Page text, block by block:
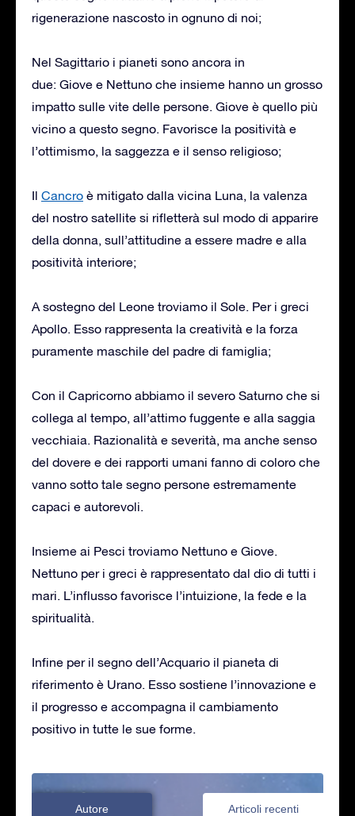
rigenerazione nascosto in ognuno di noi;
Nel Sagittario i pianeti sono ancora in
due: Giove e Nettuno che insieme hanno un grosso
impatto sulle vite delle persone. Giove è quello più
vicino a questo segno. Favorisce la positività e
l’ottimismo, la saggezza e il senso religioso;
Il Cancro è mitigato dalla vicina Luna, la valenza
del nostro satellite si rifletterà sul modo di apparire
della donna, sull’attitudine a essere madre e alla
positività interiore;
A sostegno del Leone troviamo il Sole. Per i greci
Apollo. Esso rappresenta la creatività e la forza
puramente maschile del padre di famiglia;
Con il Capricorno abbiamo il severo Saturno che si
collega al tempo, all’attimo fuggente e alla saggia
vecchiaia. Razionalità e severità, ma anche senso
del dovere e dei rapporti umani fanno di coloro che
vanno sotto tale segno persone estremamente
capaci e autorevoli.
Insieme ai Pesci troviamo Nettuno e Giove.
Nettuno per i greci è rappresentato dal dio di tutti i
mari. L’influsso favorisce l’intuizione, la fede e la
spiritualità.
Infine per il segno dell’Acquario il pianeta di
riferimento è Urano. Esso sostiene l’innovazione e
il progresso e accompagna il cambiamento
positivo in tutte le sue forme.
Autore Articoli recenti